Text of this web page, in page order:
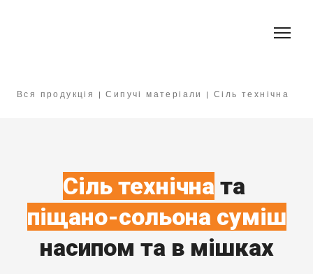
Вся продукція |Сипучі матеріали |Сіль технічна
Сіль технічната
піщано-сольона суміш
насипом та в мішках